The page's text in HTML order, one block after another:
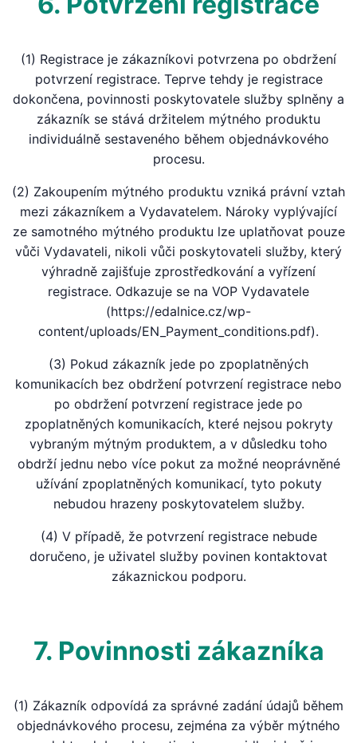
(1) Registrace je zákazníkovi potvrzena po obdržení
potvrzení registrace. Teprve tehdy je registrace
dokončena, povinnosti poskytovatele služby splněny a
zákazník se stává držitelem mýtného produktu
individuálně sestaveného během objednávkového
procesu.
(2) Zakoupením mýtného produktu vzniká právní vztah
mezi zákazníkem a Vydavatelem. Nároky vyplývající
ze samotného mýtného produktu lze uplatňovat pouze
vůči Vydavateli, nikoli vůči poskytovateli služby, který
výhradně zajišťuje zprostředkování a vyřízení
registrace. Odkazuje se na VOP Vydavatele
(https://edalnice.cz/wp-
content/uploads/EN_Payment_conditions.pdf).
(3) Pokud zákazník jede po zpoplatněných
komunikacích bez obdržení potvrzení registrace nebo
po obdržení potvrzení registrace jede po
zpoplatněných komunikacích, které nejsou pokryty
vybraným mýtným produktem, a v důsledku toho
obdrží jednu nebo více pokut za možné neoprávněné
užívání zpoplatněných komunikací, tyto pokuty
nebudou hrazeny poskytovatelem služby.
(4) V případě, že potvrzení registrace nebude
doručeno, je uživatel služby povinen kontaktovat
zákaznickou podporu.
7. Povinnosti zákazníka
(1) Zákazník odpovídá za správné zadání údajů během
objednávkového procesu, zejména za výběr mýtného